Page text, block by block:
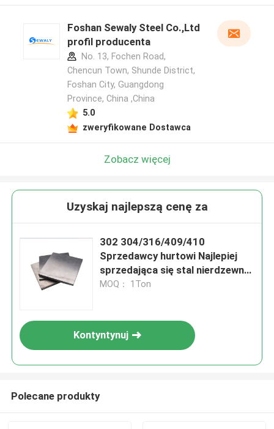
Foshan Sewaly Steel Co.,Ltd
profil producenta
No. 13, Fochen Road,
Chencun Town, Shunde District,
Foshan City, Guangdong
Province, China ,China
5.0
zweryfikowane Dostawca
Zobacz więcej
Uzyskaj najlepszą cenę za
302 304/316/409/410
Sprzedawcy hurtowi Najlepiej
sprzedająca się stal nierdzewna
304L 316L 316Ti Płytka 2B
blacha nierdzewna
MOQ： 1Ton
Kontyntynuj
Polecane produkty